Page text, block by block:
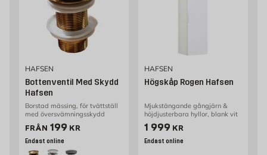
HAFSEN
Bottenventil Med Skydd
Hafsen
Borstad mässing, för tvättställ
med översvämningsskydd
FRÅN Pris 199 kr
199 KR
Endast online
HAFSEN
Högskåp Rogen Hafsen
Mjukstängande gångjärn &
höjdjusterbara hyllor, blank vit
Pris 1999 kr
1 999 KR
Endast online